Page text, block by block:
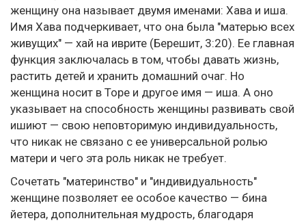
женщину она называет двумя именами: Хава и иша.
Имя Хава подчеркивает, что она была "матерью всех
живущих" — хай на иврите (Берешит, 3:20). Ее главная
функция заключалась в том, чтобы давать жизнь,
растить детей и хранить домашний очаг. Но
женщина носит в Торе и другое имя — иша. А оно
указывает на способность женщины развивать свой
ишиют — свою неповторимую индивидуальность,
что никак не связано с ее универсальной ролью
матери и чего эта роль никак не требует.
Сочетать "материнство" и "индивидуальность"
женщине позволяет ее особое качество — бина
йетера, дополнительная мудрость, благодаря